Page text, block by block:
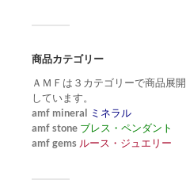
商品カテゴリー
ＡＭＦは３カテゴリーで商品展開
しています。
amf mineral ミネラル
amf stone ブレス・ペンダント
amf gems ルース・ジュエリー